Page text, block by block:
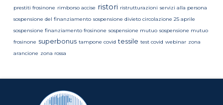
prestiti frosinone rimborso accise ristori ristrutturazioni servizi alla persona
sospensione del finanziamento sospensione divieto circolazione 25 aprile
sospensione finanziamento frosinone sospensione mutuo sospensione mutuo
frosinone superbonus tampone covid tessile test covid webinar zona
arancione zona rossa